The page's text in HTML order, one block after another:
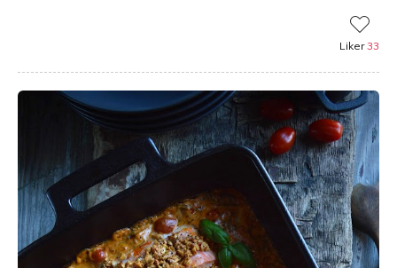
Liker33